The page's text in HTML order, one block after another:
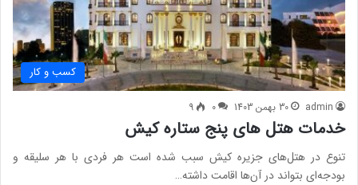
کسب و کار
admin 30 بهمن 1403 0
9
خدمات هتل های پنج ستاره کیش
تنوع در هتل‌های جزیره کیش سبب شده است هر فردی با هر سلیقه و
بودجه‌ای بتواند در آن‌ها اقامت داشته…